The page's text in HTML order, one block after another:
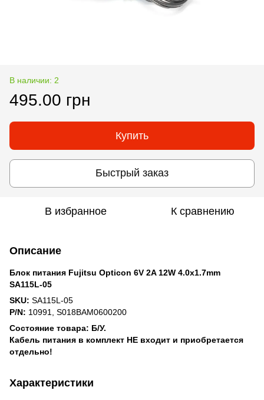
В наличии: 2
495.00 грн
Купить
Быстрый заказ
В избранное К сравнению
Описание
Блок питания Fujitsu Opticon 6V 2A 12W 4.0x1.7mm
SA115L-05
SKU: SA115L-05
P/N: 10991, S018BAM0600200
Состояние товара: Б/У.
Кабель питания в комплект НЕ входит и приобретается
отдельно!
Характеристики